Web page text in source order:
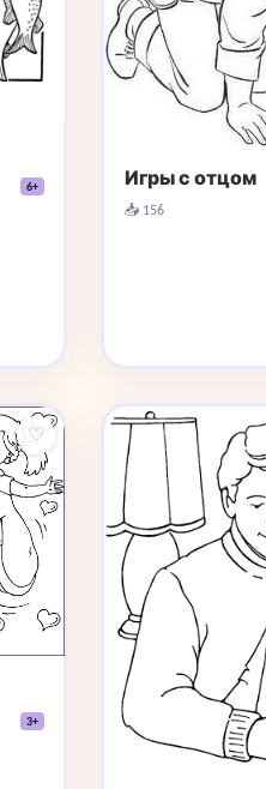
6+ Игры с отцом
📥 156
♡
3+